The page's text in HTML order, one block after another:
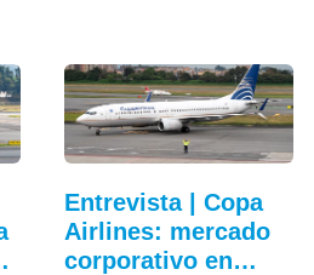
Entrevista | Copa
Airlines: mercado
corporativo en…